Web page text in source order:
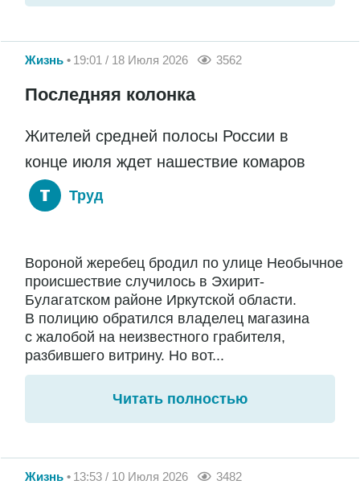
Жизнь 19:01 / 18 Июля 2026 3562
Последняя колонка
Жителей средней полосы России в
конце июля ждет нашествие комаров
Труд
Вороной жеребец бродил по улице Необычное
происшествие случилось в Эхирит-
Булагатском районе Иркутской области.
В полицию обратился владелец магазина
с жалобой на неизвестного грабителя,
разбившего витрину. Но вот...
Читать полностью
Жизнь 13:53 / 10 Июля 2026 3482